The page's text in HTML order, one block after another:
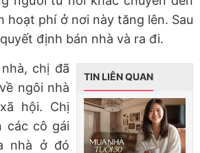
hoạt phí ở nơi này tăng lên. Sau
định bán nhà và ra đi.
TIN LIÊN QUAN
chị đã
ngôi nhà
hội. Chị
các cô gái
nhà ở đó